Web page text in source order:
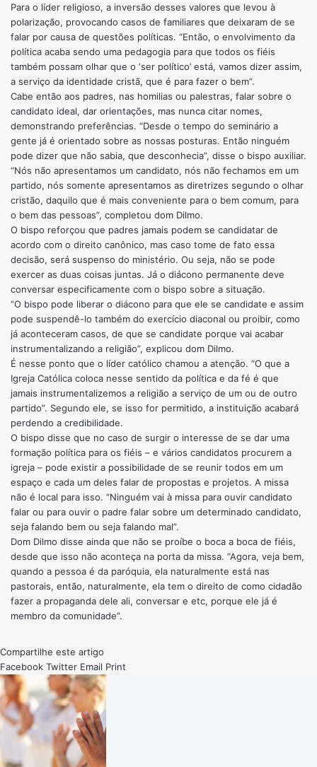
Para o líder religioso, a inversão desses valores que levou à
polarização, provocando casos de familiares que deixaram de se
falar por causa de questões políticas. “Então, o envolvimento da
política acaba sendo uma pedagogia para que todos os fiéis
também possam olhar que o ‘ser político’ está, vamos dizer assim,
a serviço da identidade cristã, que é para fazer o bem”.
Cabe então aos padres, nas homilias ou palestras, falar sobre o
candidato ideal, dar orientações, mas nunca citar nomes,
demonstrando preferências. “Desde o tempo do seminário a
gente já é orientado sobre as nossas posturas. Então ninguém
pode dizer que não sabia, que desconhecia”, disse o bispo auxiliar.
“Nós não apresentamos um candidato, nós não fechamos em um
partido, nós somente apresentamos as diretrizes segundo o olhar
cristão, daquilo que é mais conveniente para o bem comum, para
o bem das pessoas”, completou dom Dilmo.
O bispo reforçou que padres jamais podem se candidatar de
acordo com o direito canônico, mas caso tome de fato essa
decisão, será suspenso do ministério. Ou seja, não se pode
exercer as duas coisas juntas. Já o diácono permanente deve
conversar especificamente com o bispo sobre a situação.
“O bispo pode liberar o diácono para que ele se candidate e assim
pode suspendê-lo também do exercício diaconal ou proibir, como
já aconteceram casos, de que se candidate porque vai acabar
instrumentalizando a religião”, explicou dom Dilmo.
É nesse ponto que o líder católico chamou a atenção. “O que a
Igreja Católica coloca nesse sentido da política e da fé é que
jamais instrumentalizemos a religião a serviço de um ou de outro
partido”. Segundo ele, se isso for permitido, a instituição acabará
perdendo a credibilidade.
O bispo disse que no caso de surgir o interesse de se dar uma
formação política para os fiéis – e vários candidatos procurem a
igreja – pode existir a possibilidade de se reunir todos em um
espaço e cada um deles falar de propostas e projetos. A missa
não é local para isso. “Ninguém vai à missa para ouvir candidato
falar ou para ouvir o padre falar sobre um determinado candidato,
seja falando bem ou seja falando mal”.
Dom Dilmo disse ainda que não se proíbe o boca a boca de fiéis,
desde que isso não aconteça na porta da missa. “Agora, veja bem,
quando a pessoa é da paróquia, ela naturalmente está nas
pastorais, então, naturalmente, ela tem o direito de como cidadão
fazer a propaganda dele ali, conversar e etc, porque ele já é
membro da comunidade”.
Compartilhe este artigo
Facebook Twitter Email Print